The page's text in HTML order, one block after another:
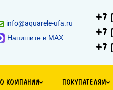
info@aquarele-ufa.ru
Напишите в MAX
+7
+7
+7
О КОМПАНИИ ПОКУПАТЕЛЯМ